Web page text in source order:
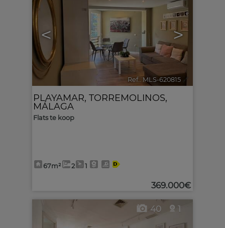
< >
Ref.. MLS-620815 🔗
PLAYAMAR, TORREMOLINOS,
MÁLAGA
Flats te koop
67m² 2 1
369.000€
40 1